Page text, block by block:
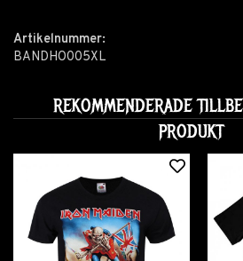
Artikelnummer:
BANDHO005XL
REKOMMENDERADE
PRODUKT